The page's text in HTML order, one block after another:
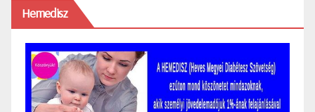
Hemedisz